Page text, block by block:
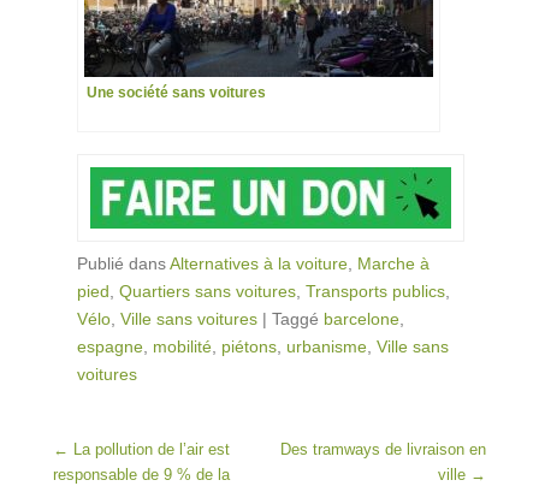
Une société sans voitures
Publié dansAlternatives à la voiture Marche à
pied Quartiers sans voitures Transports publics
Vélo Ville sans voitures | Taggé barcelone
espagne mobilité piétons urbanisme Ville sans
voitures
Post navigation
← La pollution de l’air est
responsable de 9 % de la
Des tramways de livraison en
ville →